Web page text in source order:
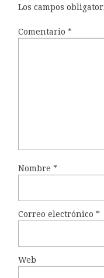
Los campos
Comentario *
Nombre *
Correo electrónico *
Web